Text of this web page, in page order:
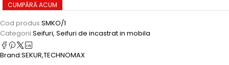
CUMPĂRĂ ACUM
Cod produs:SMKO/1
Categorii:Seifuri, Seifuri de incastrat in mobila
Brand:SEKUR,TECHNOMAX